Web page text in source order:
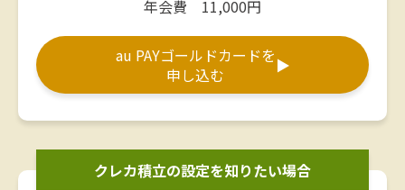
年会費 11,000円
au PAYゴールドカードを
申し込む
▶
クレカ積立の設定を知りたい場合